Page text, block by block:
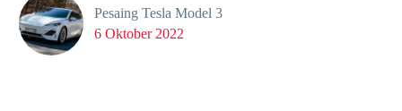
Pesaing Tesla Model 3
6 Oktober 2022